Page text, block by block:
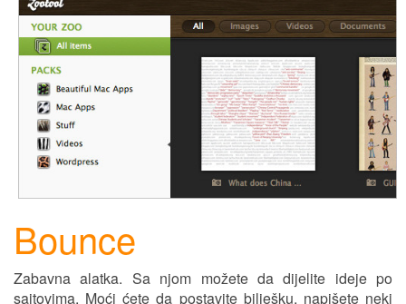
Bounce
Zabavna alatka. Sa njom možete da dijelite ideje po
sajtovima. Moći ćete da postavite bilješku, napišete neki